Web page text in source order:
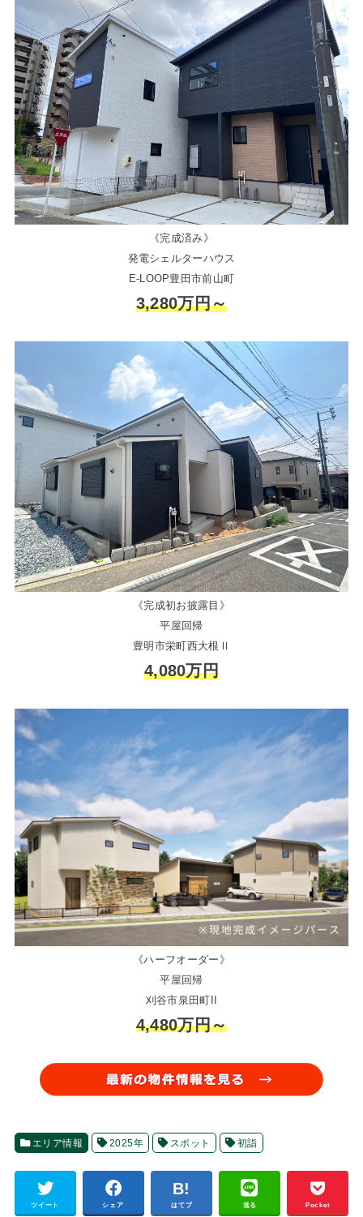
《完成済み》
発電シェルターハウス
E-LOOP豊田市前山町
3,280万円～
《完成初お披露目》
平屋回帰
豊明市栄町西大根Ⅱ
4,080万円
《ハーフオーダー》
平屋回帰
刈谷市泉田町II
4,480万円～
エリア情報 2025年 スポット 初詣
ツイート シェア はてブ 送る Pocket